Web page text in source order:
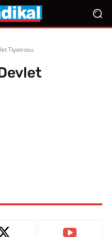
Tiyatrosu